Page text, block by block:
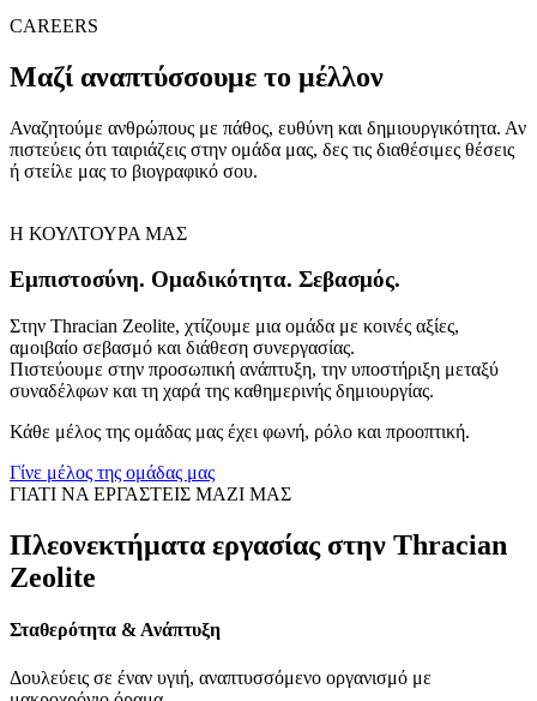
CAREERS
Μαζί αναπτύσσουμε το μέλλον
Αναζητούμε ανθρώπους με πάθος, ευθύνη και δημιουργικότητα. Αν
πιστεύεις ότι ταιριάζεις στην ομάδα μας, δες τις διαθέσιμες θέσεις
ή στείλε μας το βιογραφικό σου.
Η ΚΟΥΛΤΟΥΡΑ ΜΑΣ
Εμπιστοσύνη. Ομαδικότητα. Σεβασμός.
Στην Thracian Zeolite, χτίζουμε μια ομάδα με κοινές αξίες,
αμοιβαίο σεβασμό και διάθεση συνεργασίας.
Πιστεύουμε στην προσωπική ανάπτυξη, την υποστήριξη μεταξύ
συναδέλφων και τη χαρά της καθημερινής δημιουργίας.
Κάθε μέλος της ομάδας μας έχει φωνή, ρόλο και προοπτική.
Γίνε μέλος της ομάδας μας
ΓΙΑΤΙ ΝΑ ΕΡΓΑΣΤΕΙΣ ΜΑΖΙ ΜΑΣ
Πλεονεκτήματα εργασίας στην Thracian
Zeolite
Σταθερότητα & Ανάπτυξη
Δουλεύεις σε έναν υγιή, αναπτυσσόμενο οργανισμό με